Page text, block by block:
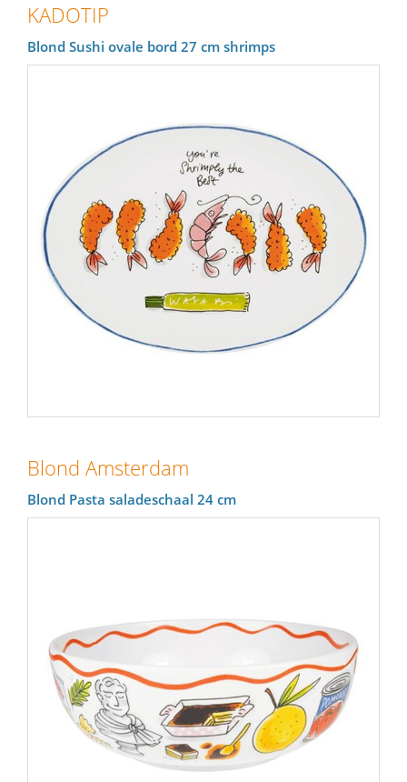
KADOTIP
Blond Sushi ovale bord 27 cm shrimps
Blond Amsterdam
Blond Pasta saladeschaal 24 cm